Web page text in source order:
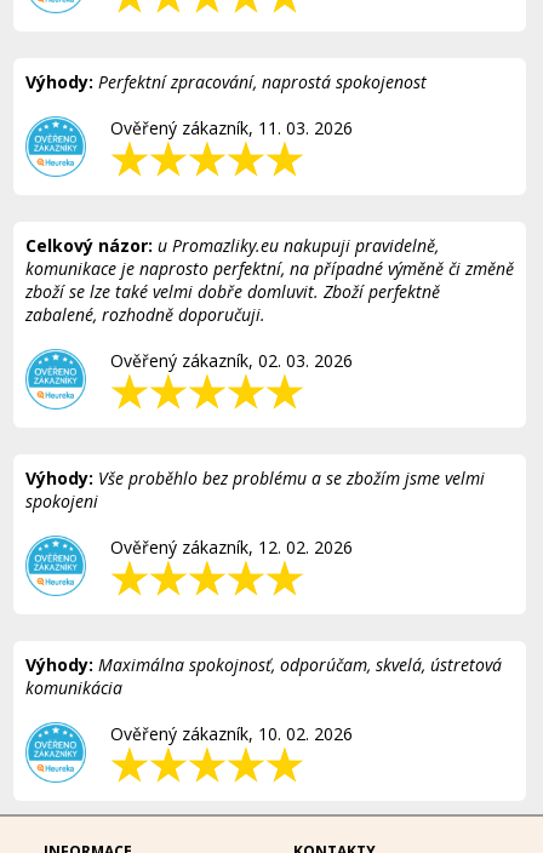
Výhody: Perfektní zpracování, naprostá spokojenost
Ověřený zákazník, 11. 03. 2026
Celkový názor: u Promazliky.eu nakupuji pravidelně,
komunikace je naprosto perfektní, na případné výměně či změně
zboží se lze také velmi dobře domluvit. Zboží perfektně
zabalené, rozhodně doporučuji.
Ověřený zákazník, 02. 03. 2026
Výhody: Vše proběhlo bez problému a se zbožím jsme velmi
spokojeni
Ověřený zákazník, 12. 02. 2026
Výhody: Maximálna spokojnosť, odporúčam, skvelá, ústretová
komunikácia
Ověřený zákazník, 10. 02. 2026